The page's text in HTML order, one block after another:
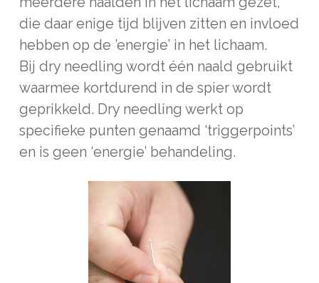
die daar enige tijd blijven zitten en invloed
hebben op de ’energie’ in het lichaam.
Bij dry needling wordt één naald gebruikt
waarmee kortdurend in de spier wordt
geprikkeld. Dry needling werkt op
specifieke punten genaamd ‘triggerpoints’
en is geen ‘energie’ behandeling.